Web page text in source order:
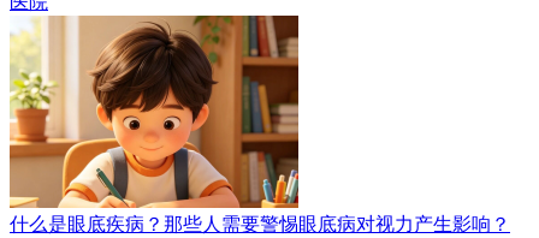
什么是眼底疾病？那些人需要警惕眼底病对视力产生影响？